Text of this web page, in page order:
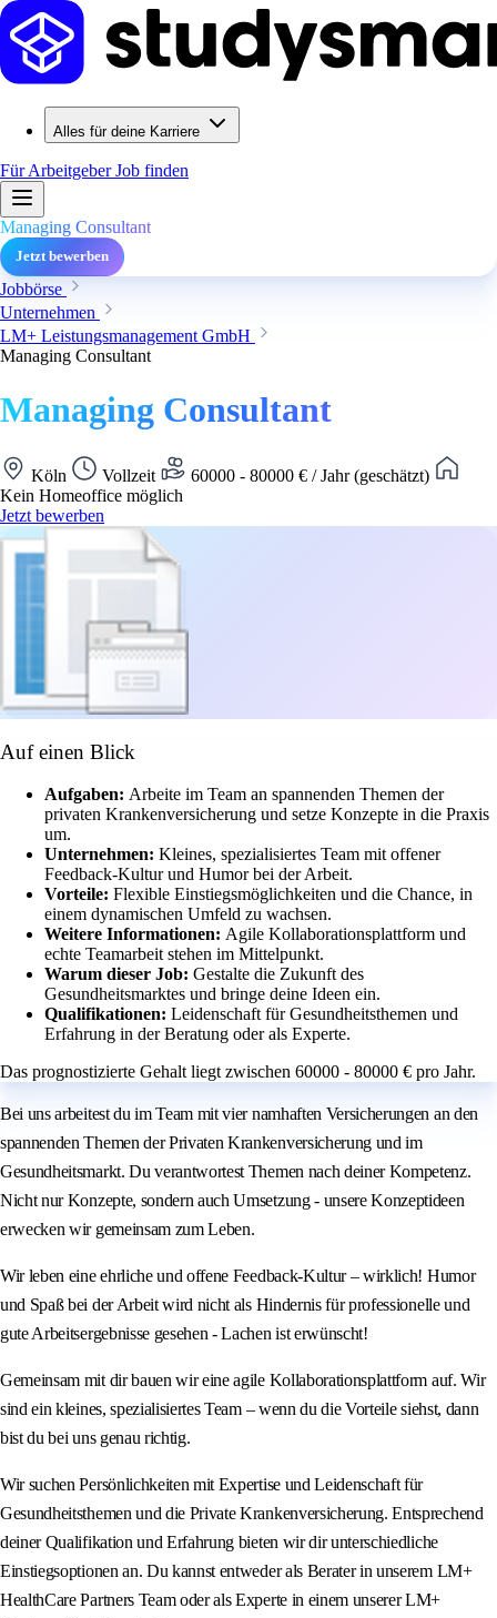
Alles für deine Karriere
Für ArbeitgeberJob finden
Managing Consultant
Jetzt bewerben
Jobbörse
Unternehmen
LM+ Leistungsmanagement GmbH
Managing Consultant
Managing Consultant
Köln Vollzeit
60000 - 80000 € / Jahr (geschätzt)
Kein Homeoffice möglich
Jetzt bewerben
Auf einen Blick
Aufgaben: Arbeite im Team an spannenden Themen der
privaten Krankenversicherung und setze Konzepte in die Praxis
um.
Unternehmen: Kleines, spezialisiertes Team mit offener
Feedback-Kultur und Humor bei der Arbeit.
Vorteile: Flexible Einstiegsmöglichkeiten und die Chance, in
einem dynamischen Umfeld zu wachsen.
Weitere Informationen: Agile Kollaborationsplattform und
echte Teamarbeit stehen im Mittelpunkt.
Warum dieser Job: Gestalte die Zukunft des
Gesundheitsmarktes und bringe deine Ideen ein.
Qualifikationen: Leidenschaft für Gesundheitsthemen und
Erfahrung in der Beratung oder als Experte.
Das prognostizierte Gehalt liegt zwischen 60000 - 80000 € pro Jahr.
Bei uns arbeitest du im Team mit vier namhaften Versicherungen an den
spannenden Themen der Privaten Krankenversicherung und im
Gesundheitsmarkt. Du verantwortest Themen nach deiner Kompetenz.
Nicht nur Konzepte, sondern auch Umsetzung - unsere Konzeptideen
erwecken wir gemeinsam zum Leben.
Wir leben eine ehrliche und offene Feedback-Kultur – wirklich! Humor
und Spaß bei der Arbeit wird nicht als Hindernis für professionelle und
gute Arbeitsergebnisse gesehen - Lachen ist erwünscht!
Gemeinsam mit dir bauen wir eine agile Kollaborationsplattform auf. Wir
sind ein kleines, spezialisiertes Team – wenn du die Vorteile siehst, dann
bist du bei uns genau richtig.
Wir suchen Persönlichkeiten mit Expertise und Leidenschaft für
Gesundheitsthemen und die Private Krankenversicherung. Entsprechend
deiner Qualifikation und Erfahrung bieten wir dir unterschiedliche
Einstiegsoptionen an. Du kannst entweder als Berater in unserem LM+
HealthCare Partners Team oder als Experte in einem unserer LM+